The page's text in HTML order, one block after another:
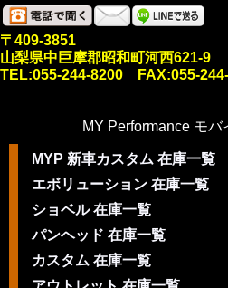
〒409-3851
山梨県中巨摩郡昭和町河西621-9
TEL:055-244-8200 FAX:055-
MY Performance モ
MYP 新車カスタム 在庫一覧
エボリューション 在庫一覧
ショベル 在庫一覧
パンヘッド 在庫一覧
カスタム 在庫一覧